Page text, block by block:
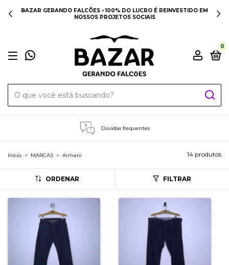
BAZAR GERANDO FALCÕES • 100% DO LUCRO É REINVESTIDO EM
NOSSOS PROJETOS SOCIAIS
0
Dúvidas frequentes
Início > MARCAS > Armani 14 produtos
ORDENAR FILTRAR